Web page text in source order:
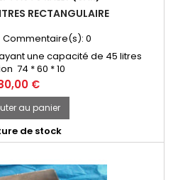
RECTANGULAIRE
Commentaire(s): 0
une capacité de 45 litres
74 * 60 * 10
€
au panier
de stock